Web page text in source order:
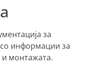
за
информации за
и монтажата.